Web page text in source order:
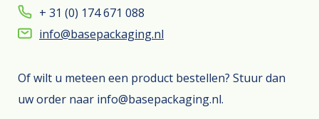
+ 31 (0) 174 671 088
info@basepackaging.nl
Of wilt u meteen een product bestellen? Stuur dan
uw order naar info@basepackaging.nl.